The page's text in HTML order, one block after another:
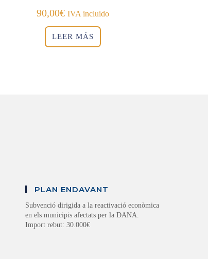
90,00€ IVA incluido
LEER MÁS
PLAN ENDAVANT
Subvenció dirigida a la reactivació econòmica
en els municipis afectats per la DANA.
Import rebut: 30.000€